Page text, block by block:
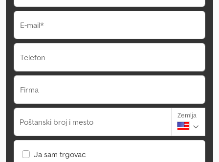
E-mail*
Telefon
Firma
Poštanski broj i mesto
Zemlja
Ja sam trgovac